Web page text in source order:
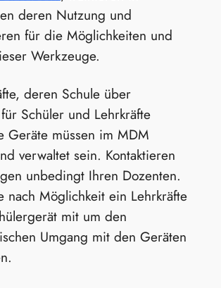
deren Nutzung und
für die Möglichkeiten und
Werkzeuge.
deren Schule über
Schüler und Lehrkräfte
Geräte müssen im MDM
verwaltet sein. Kontaktieren
unbedingt Ihren Dozenten.
nach Möglichkeit ein Lehrkräfte
mit um den
Umgang mit den Geräten